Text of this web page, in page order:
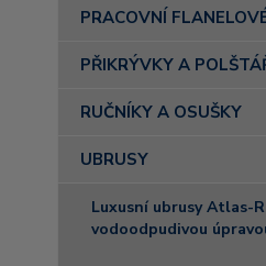
PRACOVNÍ
PŘIKRÝVKY A
RUČNÍKY A OSUŠKY
UBRUSY
Luxusní ubrusy Atlas-
vodoodpudivou